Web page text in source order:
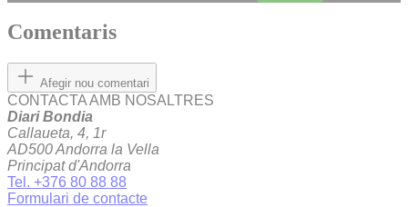
Comentaris
Afegir nou comentari
CONTACTA AMB NOSALTRES
Diari Bondia
Callaueta, 4, 1r
AD500 Andorra la Vella
Principat d'Andorra
Tel. +376 80 88 88
Formulari de contacte